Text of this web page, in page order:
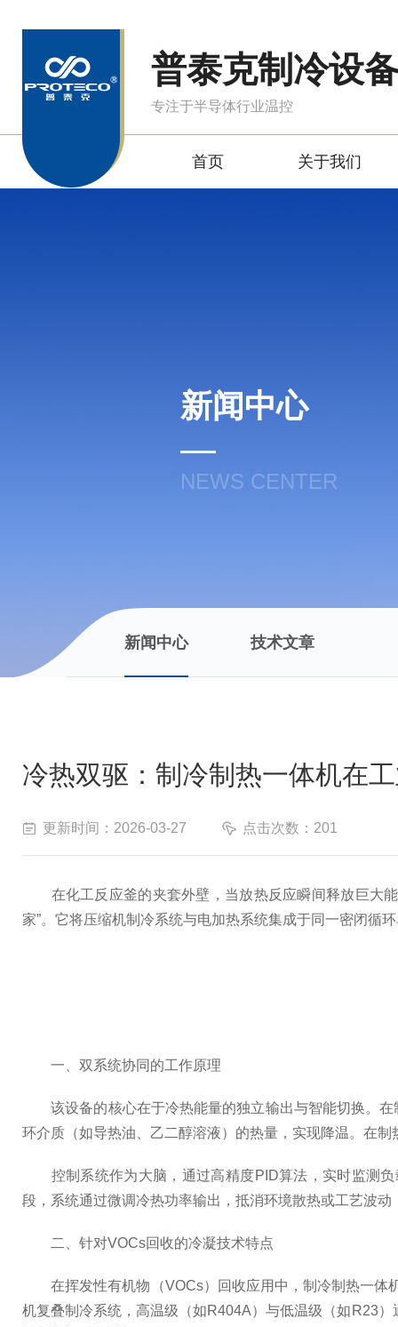
普泰克制冷设
专注于半导体行业温控
首页 关于我们
新闻中心
NEWS CENTER
新闻中心 技术文章
冷热双驱：制冷制热一体机在
更新时间：2026-03-27 点击次数：201
在化工反应釜的夹套外壁，当放热反应瞬间释放巨大能
家”。它将压缩机制冷系统与电加热系统集成于同一密闭循
一、双系统协同的工作原理
该设备的核心在于冷热能量的独立输出与智能切换。在
环介质（如导热油、乙二醇溶液）的热量，实现降温。在
控制系统作为大脑，通过高精度PID算法，实时监测负
段，系统通过微调冷热功率输出，抵消环境散热或工艺波
二、针对VOCs回收的冷凝技术特点
在挥发性有机物（VOCs）回收应用中，制冷制热一体
机复叠制冷系统，高温级（如R404A）与低温级（如R23